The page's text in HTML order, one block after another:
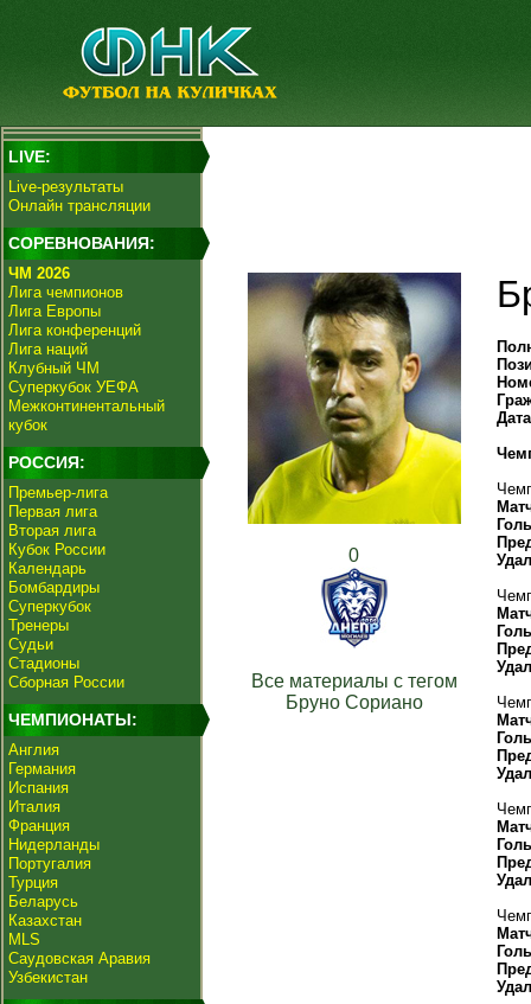
LIVE:
Live-результаты
Онлайн трансляции
СОРЕВНОВАНИЯ:
ЧМ 2026
Лига чемпионов
Лига Европы
Лига конференций
Лига наций
Клубный ЧМ
Суперкубок УЕФА
Межконтинентальный
кубок
РОССИЯ:
Премьер-лига
Первая лига
Вторая лига
Кубок России
Календарь
Бомбардиры
Суперкубок
Тренеры
Судьи
Стадионы
Сборная России
ЧЕМПИОНАТЫ:
Англия
Германия
Испания
Италия
Франция
Нидерланды
Португалия
Турция
Беларусь
Казахстан
MLS
Саудовская Аравия
Узбекистан
0
Все материалы с тегом
Бруно Сориано